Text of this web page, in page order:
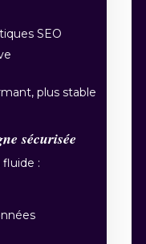
SEO
plus stable
sécurisée
fluide :